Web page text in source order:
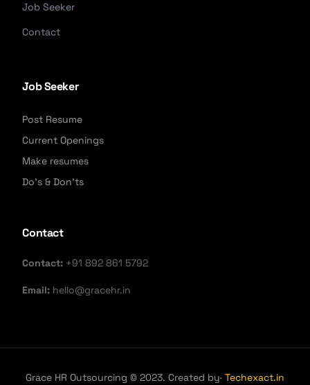
Job Seeker
Contact
Job Seeker
Post Resume
Current Openings
Make resumes
Do's & Don'ts
Contact
Contact: +91 892 861 5792
Email: hello@gracehr.in
Grace HR Outsourcing © 2023. Created by· Techexact.in